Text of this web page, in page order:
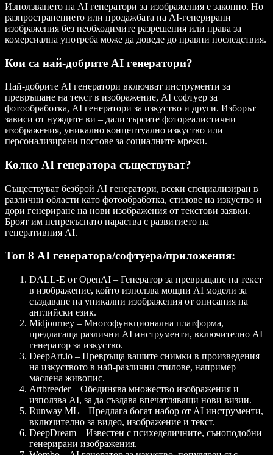
Използването на AI генератори за изображения е законно. Но
разпространението или продажбата на AI-генерирани
изображения без необходимите разрешения или права за
комерсиална употреба може да доведе до правни последствия.
Кои са най-добрите AI генератори?
Най-добрите AI генератори включват инструменти за
превръщане на текст в изображение, AI софтуер за
фотообработка, AI генератори за изкуство и други. Изборът
зависи от нуждите ви – дали търсите фотореалистични
изображения, уникално концептуално изкуство или
персонализирани постове за социалните мрежи.
Колко AI генератора съществуват?
Съществуват безброй AI генератори, всеки специализиран в
различни области като фотообработка, стилове на изкуство и
дори генериране на нови изображения от текстови заявки.
Броят им непрекъснато нараства с развитието на
генеративния AI.
Топ 8 AI генератора/софтуера/приложения:
DALL-E от OpenAI – Генератор за превръщане на текст
в изображение, който използва мощни AI модели за
създаване на уникални изображения от описания на
английски език.
Midjourney – Многофункционална платформа,
предлагаща различни AI инструменти, включително AI
генератор за изкуство.
DeepArt.io – Превръща вашите снимки в произведения
на изкуството в най-различни стилове, например
маслена живопис.
Artbreeder– Обединява множество изображения и
използва AI, за да създава впечатляващи нови визии.
Runway ML – Предлага богат набор от AI инструменти,
включително за видео, изображение и текст.
DeepDream – Известен с психеделичните, съноподобни
генерирани изображения.